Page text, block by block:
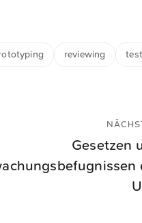
reviewing
Gesetzen